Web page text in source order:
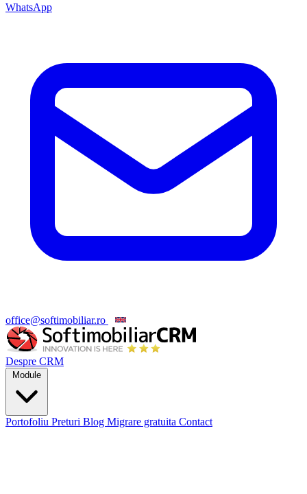
WhatsApp
office@softimobiliar.ro
Despre CRM
Module
Portofoliu Preturi Blog Migrare gratuita Contact